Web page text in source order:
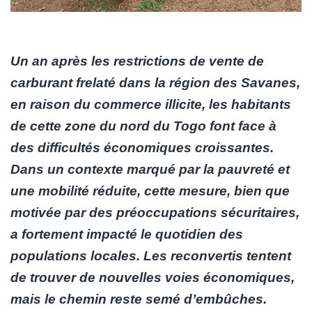
Un an après les restrictions de vente de
carburant frelaté dans la région des Savanes,
en raison du commerce illicite, les habitants
de cette zone du nord du Togo font face à
des difficultés économiques croissantes.
Dans un contexte marqué par la pauvreté et
une mobilité réduite, cette mesure, bien que
motivée par des préoccupations sécuritaires,
a fortement impacté le quotidien des
populations locales. Les reconvertis tentent
de trouver de nouvelles voies économiques,
mais le chemin reste semé d’embûches.